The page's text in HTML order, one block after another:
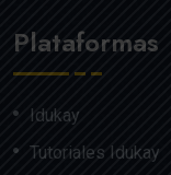
Plataformas
Idukay
Tutoriales Idukay